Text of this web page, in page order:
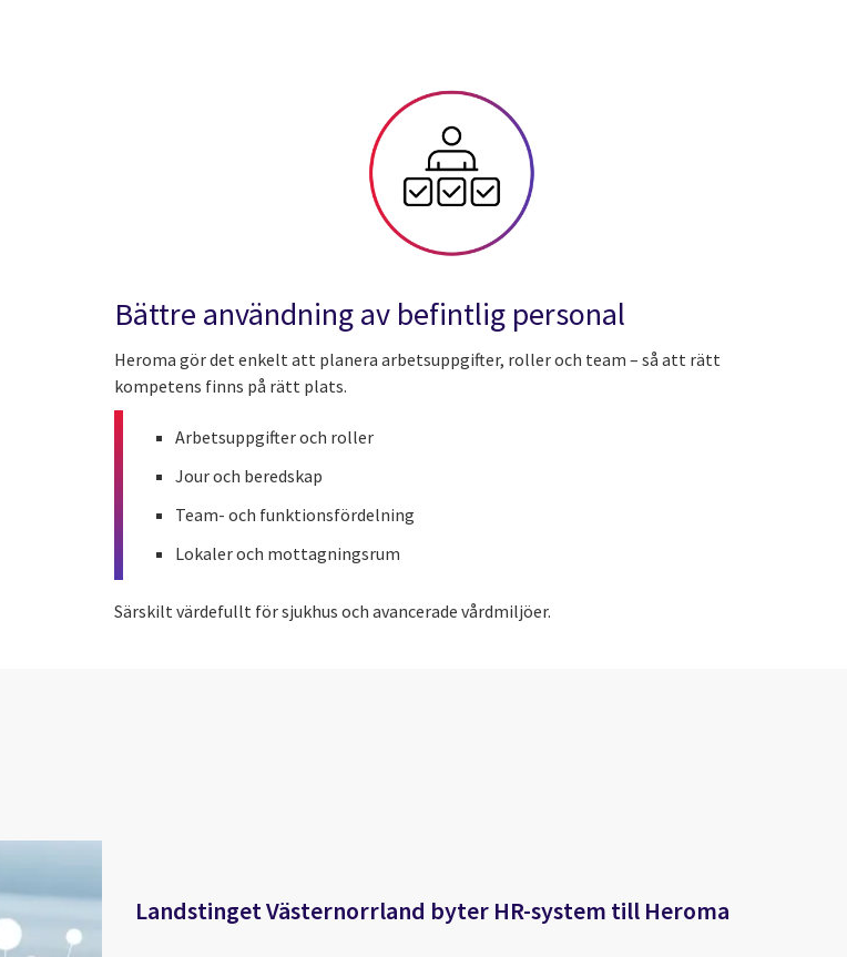
Bättre användning av befintlig personal
Heroma gör det enkelt att planera arbetsuppgifter, roller och team – så att rätt
kompetens finns på rätt plats.
Arbetsuppgifter och roller
Jour och beredskap
Team- och funktionsfördelning
Lokaler och mottagningsrum
Särskilt värdefullt för sjukhus och avancerade vårdmiljöer.
Landstinget Västernorrland byter HR-system till Heroma